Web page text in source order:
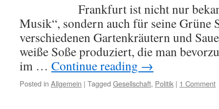
Frankfurt ist nicht nur bekannt
Musik“, sondern auch für seine Grüne
verschiedenen Gartenkräutern und
weiße Soße produziert, die man
im … Continue reading →
Posted in Allgemein | Tagged Gesellschaft, Politik | 1 Comment